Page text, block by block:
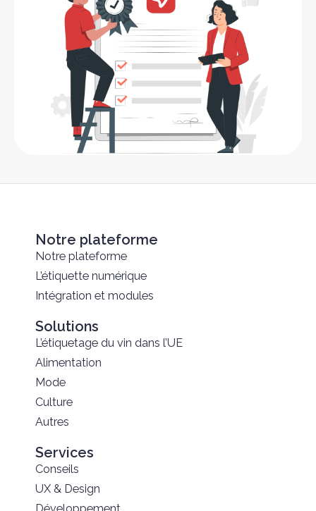
Notre plateforme
Notre plateforme
L’étiquette numérique
Intégration et modules
Solutions
L’étiquetage du vin dans l’UE
Alimentation
Mode
Culture
Autres
Services
Conseils
UX & Design